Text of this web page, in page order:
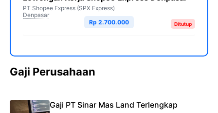
PT Shopee Express (SPX Express)
Denpasar
Ditutup
Rp 2.700.000
Gaji Perusahaan
Gaji PT Sinar Mas Land Terlengkap